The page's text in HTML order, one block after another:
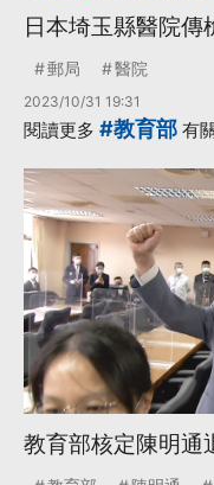
日本埼玉縣醫院
郵局 醫院
2023/10/31 19:31
閱讀更多 #教育部 有
教育部核定陳明通